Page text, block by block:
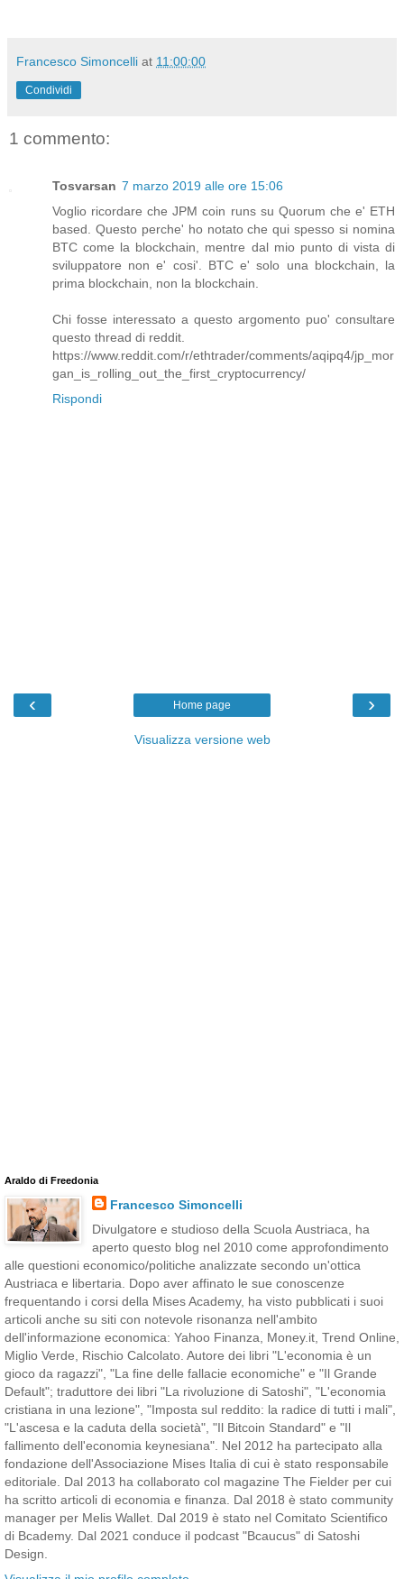
Francesco Simoncelli at 11:00:00
Condividi
1 commento:
Tosvarsan 7 marzo 2019 alle ore 15:06
Voglio ricordare che JPM coin runs su Quorum che e' ETH
based. Questo perche' ho notato che qui spesso si nomina
BTC come la blockchain, mentre dal mio punto di vista di
sviluppatore non e' cosi'. BTC e' solo una blockchain, la
prima blockchain, non la blockchain.
Chi fosse interessato a questo argomento puo' consultare
questo thread di reddit.
https://www.reddit.com/r/ethtrader/comments/aqipq4/jp_mor
gan_is_rolling_out_the_first_cryptocurrency/
Rispondi
‹ ›
Home page
Visualizza versione web
Araldo di Freedonia
Francesco Simoncelli
Divulgatore e studioso della Scuola Austriaca, ha
aperto questo blog nel 2010 come approfondimento
alle questioni economico/politiche analizzate secondo un'ottica
Austriaca e libertaria. Dopo aver affinato le sue conoscenze
frequentando i corsi della Mises Academy, ha visto pubblicati i suoi
articoli anche su siti con notevole risonanza nell'ambito
dell'informazione economica: Yahoo Finanza, Money.it, Trend Online,
Miglio Verde, Rischio Calcolato. Autore dei libri "L'economia è un
gioco da ragazzi", "La fine delle fallacie economiche" e "Il Grande
Default"; traduttore dei libri "La rivoluzione di Satoshi", "L'economia
cristiana in una lezione", "Imposta sul reddito: la radice di tutti i mali",
"L'ascesa e la caduta della società", "Il Bitcoin Standard" e "Il
fallimento dell'economia keynesiana". Nel 2012 ha partecipato alla
fondazione dell'Associazione Mises Italia di cui è stato responsabile
editoriale. Dal 2013 ha collaborato col magazine The Fielder per cui
ha scritto articoli di economia e finanza. Dal 2018 è stato community
manager per Melis Wallet. Dal 2019 è stato nel Comitato Scientifico
di Bcademy. Dal 2021 conduce il podcast "Bcaucus" di Satoshi
Design.